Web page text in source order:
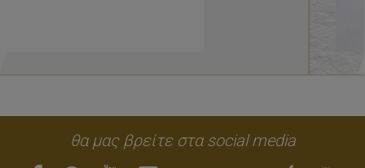
θα μας βρείτε στα social media